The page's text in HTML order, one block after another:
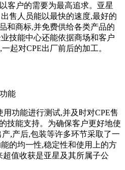
户的需要为最高追求。亚星
售人员能以最快的速度,最好的
和商标,并免费供给各类产品的
技能中心还能依据商场和客户
起对CPE出厂前后的加工。
能
功能进行测试,并及时对CPE售
技能支持。为确保客户更好地使
,产后,包装等许多环节采取了一
的均一性,稳定性和使用上的方
值收获是亚星及其所属子公